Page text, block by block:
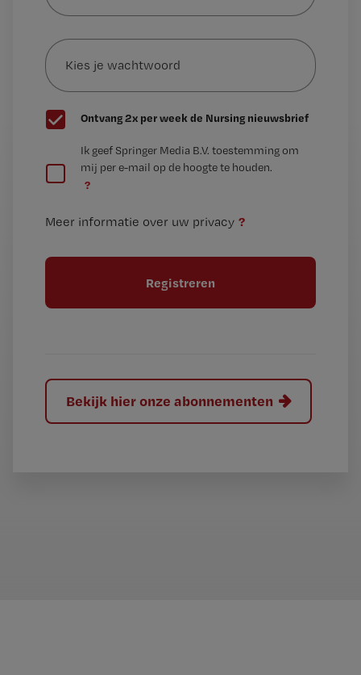
mailadres?
Kies
je
wachtwoord
G
e
t
Ontvang 2x per week de Nursing nieuwsbrief
e
t
l
Ik geef Springer Media B.V. toestemming om
mij per e-mail op de hoogte te houden.
?
Meer informatie over uw privacy ?
Bekijk hier onze abonnementen